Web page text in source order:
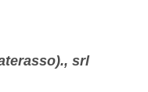
srl